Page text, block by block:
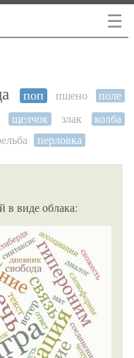
☰
поп пшено
поле
щелчок злак
колба
перловка
в виде облака: